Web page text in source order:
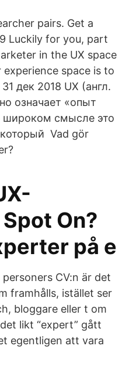
pairs. Get a
Luckily for you, part
in the UX space
space is to
дек 2018 UX (англ.
означает «опыт
широком смысле это
Vad gör
On?
på e
CV:n är det
framhålls, istället ser
bloggare eller t om
likt “expert” gått
egentligen att vara